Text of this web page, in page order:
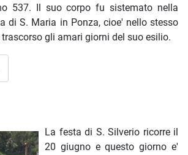
537. Il suo corpo fu sistemato nella
di S. Maria in Ponza, cioe' nello stesso
trascorso gli amari giorni del suo esilio.
La festa di S. Silverio ricorre il
20 giugno e questo giorno e'